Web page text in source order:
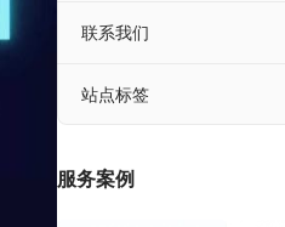
联系我们
站点标签
服务案例